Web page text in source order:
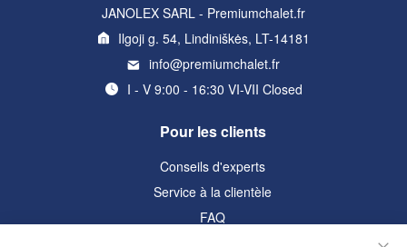
JANOLEX SARL - Premiumchalet.fr
Ilgoji g. 54, Lindiniškės, LT-14181
info@premiumchalet.fr
I - V 9:00 - 16:30 VI-VII Closed
Pour les clients
Conseils d'experts
Service à la clientèle
FAQ